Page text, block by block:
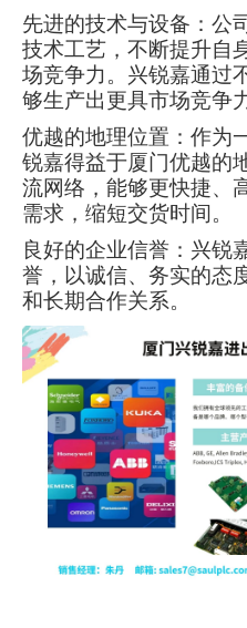
先进的技术与设备：公
技术工艺，不断提升自
场竞争力。兴锐嘉通过
够生产出更具市场竞争
优越的地理位置：作为
锐嘉得益于厦门优越的
流网络，能够更快捷、
需求，缩短交货时间。
良好的企业信誉：兴锐
誉，以诚信、务实的态
和长期合作关系。